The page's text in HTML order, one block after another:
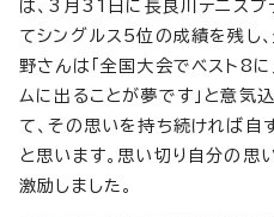
は、3月31日に長良川テニス
てシングルス5位の成績を残し
野さんは「全国大会でベスト8
ムに出ることが夢です」と意気
て、その思いを持ち続ければ自
と思います。思い切り自分の思
激励しました。